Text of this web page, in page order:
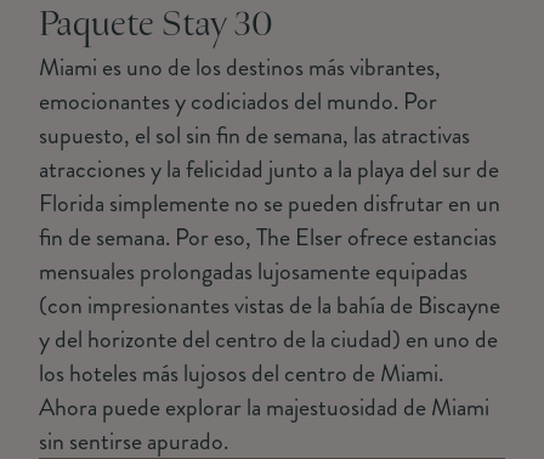
Paquete Stay 30
Miami es uno de los destinos más vibrantes,
emocionantes y codiciados del mundo. Por
supuesto, el sol sin fin de semana, las atractivas
atracciones y la felicidad junto a la playa del sur de
Florida simplemente no se pueden disfrutar en un
fin de semana. Por eso, The Elser ofrece estancias
mensuales prolongadas lujosamente equipadas
(con impresionantes vistas de la bahía de Biscayne
y del horizonte del centro de la ciudad) en uno de
los hoteles más lujosos del centro de Miami.
Ahora puede explorar la majestuosidad de Miami
sin sentirse apurado.